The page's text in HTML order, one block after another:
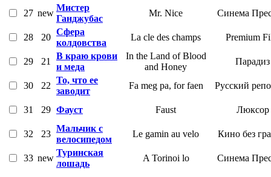
27 new
Мистер
Ганджубас
Mr. Nice Синема
28 20
Сфера
колдовства
La cle des champs Premium
29 21
В краю крови
и меда
In the Land of Blood
and Honey
Парадиз
30 22
То, что ее
заводит
Fa meg pa, for faen Русский
31 29 Фауст Faust Люксор
32 23
Мальчик с
велосипедом
Le gamin au velo Кино без
33 new
Туринская
лошадь
A Torinoi lo Синема